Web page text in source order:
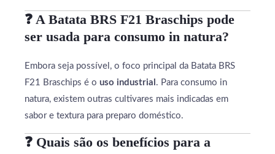
❓ A Batata BRS F21 Braschips pode
ser usada para consumo in natura?
Embora seja possível, o foco principal da Batata BRS
F21 Braschips é o uso industrial . Para consumo in
natura, existem outras cultivares mais indicadas em
sabor e textura para preparo doméstico.
❓ Quais são os benefícios para a